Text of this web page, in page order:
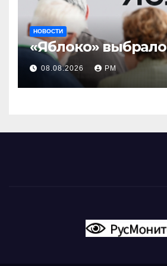
НОВОСТИ
«Яблоко» выбрало
08.08.2026 РМ